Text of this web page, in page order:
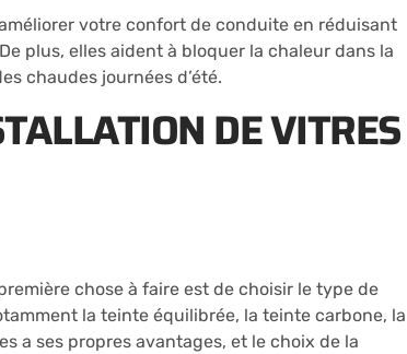
votre confort de conduite en réduisant
plus, elles aident à bloquer la chaleur dans la
chaudes journées d’été.
DE VITRES
chose à faire est de choisir le type de
la teinte équilibrée, la teinte carbone, la
a ses propres avantages, et le choix de la